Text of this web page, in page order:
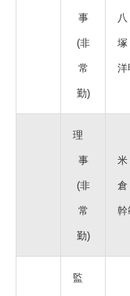
事
(非
常
勤)
八
洋
理
事
(非
常
勤)
米
幹
監